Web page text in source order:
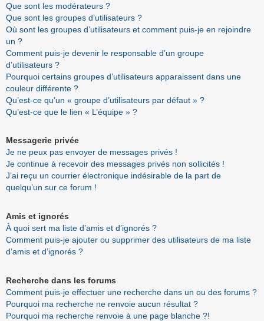
Que sont les modérateurs ?
Que sont les groupes d’utilisateurs ?
Où sont les groupes d’utilisateurs et comment puis-je en rejoindre
un ?
Comment puis-je devenir le responsable d’un groupe
d’utilisateurs ?
Pourquoi certains groupes d’utilisateurs apparaissent dans une
couleur différente ?
Qu’est-ce qu’un « groupe d’utilisateurs par défaut » ?
Qu’est-ce que le lien « L’équipe » ?
Messagerie privée
Je ne peux pas envoyer de messages privés !
Je continue à recevoir des messages privés non sollicités !
J’ai reçu un courrier électronique indésirable de la part de
quelqu’un sur ce forum !
Amis et ignorés
À quoi sert ma liste d’amis et d’ignorés ?
Comment puis-je ajouter ou supprimer des utilisateurs de ma liste
d’amis et d’ignorés ?
Recherche dans les forums
Comment puis-je effectuer une recherche dans un ou des forums ?
Pourquoi ma recherche ne renvoie aucun résultat ?
Pourquoi ma recherche renvoie à une page blanche ?!